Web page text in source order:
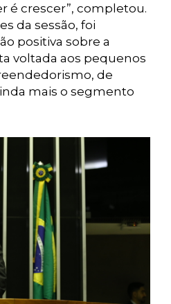
é crescer”, completou.
da sessão, foi
positiva sobre a
voltada aos pequenos
de
mais o segmento